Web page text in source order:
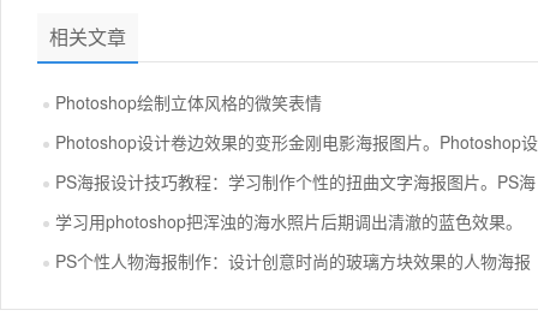
相关文章
Photoshop绘制立体风格的微笑表情
Photoshop设计卷边效果的变形金刚电影海报图片。Photoshop设
PS海报设计技巧教程：学习制作个性的扭曲文字海报图片。PS海
学习用photoshop把浑浊的海水照片后期调出清澈的蓝色效果。
PS个性人物海报制作：设计创意时尚的玻璃方块效果的人物海报